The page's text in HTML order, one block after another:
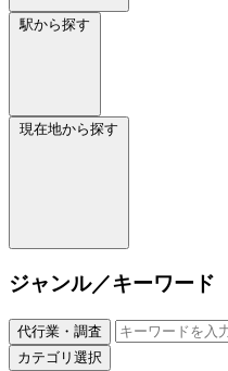
駅から探す
現在地から探す
ジャンル／キーワード
代行業・調査
カテゴリ選択